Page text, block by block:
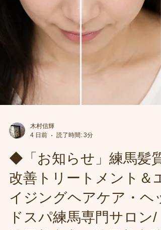
木村信輝
4 日前
読了時間: 3分
◆「お知らせ」練馬髪質
改善トリートメント＆エ